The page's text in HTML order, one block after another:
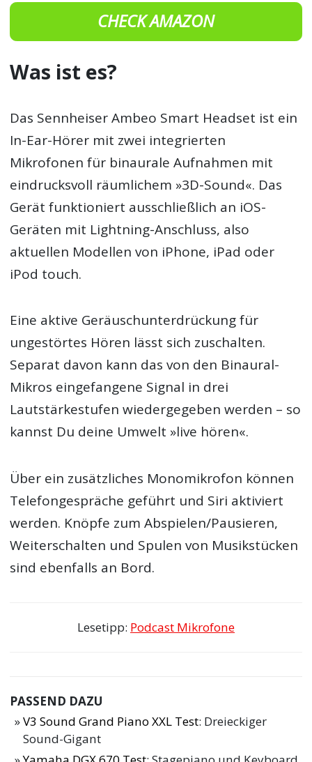
CHECK AMAZON
Was ist es?
Das Sennheiser Ambeo Smart Headset ist ein
In-Ear-Hörer mit zwei integrierten
Mikrofonen für binaurale Aufnahmen mit
eindrucksvoll räumlichem »3D-Sound«. Das
Gerät funktioniert ausschließlich an iOS-
Geräten mit Lightning-Anschluss, also
aktuellen Modellen von iPhone, iPad oder
iPod touch.
Eine aktive Geräuschunterdrückung für
ungestörtes Hören lässt sich zuschalten.
Separat davon kann das von den Binaural-
Mikros eingefangene Signal in drei
Lautstärkestufen wiedergegeben werden – so
kannst Du deine Umwelt »live hören«.
Über ein zusätzliches Monomikrofon können
Telefongespräche geführt und Siri aktiviert
werden. Knöpfe zum Abspielen/Pausieren,
Weiterschalten und Spulen von Musikstücken
sind ebenfalls an Bord.
Lesetipp: Podcast Mikrofone
PASSEND DAZU
V3 Sound Grand Piano XXL Test: Dreieckiger
Sound-Gigant